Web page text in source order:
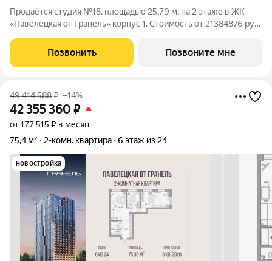
Продаётся студия №18, площадью 25,79 м, на 2 этаже в ЖК
«Павелецкая от Гранель» корпус 1. Стоимость от 21384876 руб.
бизнес-класса в историческом Замоскворечье. Расположение
рядом с Садовым
Позвонить Позвоните мне
49 414 588₽ –14%
42 355 360 ₽
от 177 515 ₽ в месяц
75,4 м²
2-комн. квартира 6 этаж из 24
новостройка